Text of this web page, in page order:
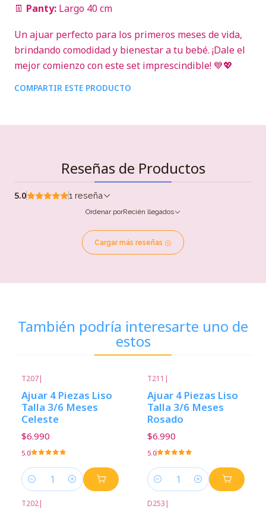
👖 Panty: Largo 40 cm
Un ajuar perfecto para los primeros meses de vida,
brindando comodidad y bienestar a tu bebé. ¡Dale el
mejor comienzo con este set imprescindible! 💙💖
COMPARTIR ESTE PRODUCTO
Reseñas de Productos
5.0 1 reseña
Ordenar porRecién llegados
Cargar más reseñas
También podría interesarte uno de
estos
T207|
Ajuar 4 Piezas Liso
Talla 3/6 Meses
Celeste
$6.990
5.0
Cantidad
T211 |
Ajuar 4 Piezas Liso
Talla 3/6 Meses
Rosado
$6.990
5.0
Cantidad
T202| D253 |